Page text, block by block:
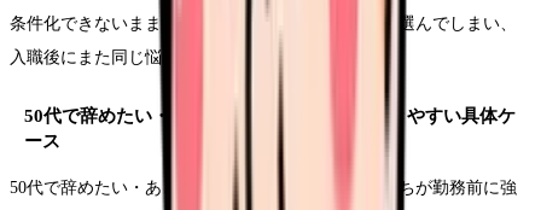
条件化できないまま応募すると、給与や通勤だけで選んでしまい、
入職後にまた同じ悩みが再燃することがあります。
50代で辞めたい・あと10年をどう働くかで起きやすい具体ケ
ース
50代で辞めたい・あと10年をどう働くかという気持ちが勤務前に強